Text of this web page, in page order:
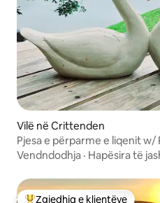
Vilë në Crittenden
Pjesa e përparme e liqenit w/
Muzeut të Krijimit.
Vendndodhja · Hapësira të
Zgjedhja e klientëve